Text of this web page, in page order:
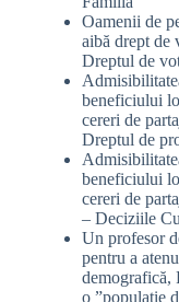
Oamenii de
aibă drept de
Dreptul de
beneficiului
cereri de
Dreptul de
beneficiului
cereri de
– Deciziile
Un profesor
pentru a
demografică,
o ”populație